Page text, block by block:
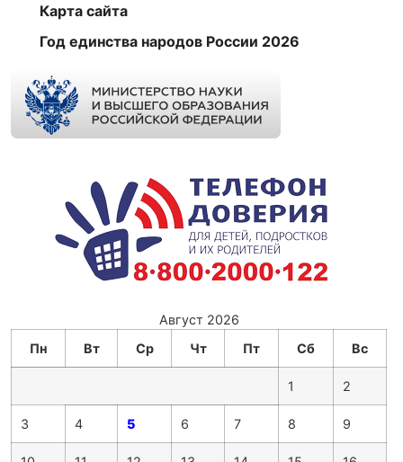
Карта сайта
Год единства народов России 2026
Август 2026
Пн
Вт Ср Чт Пт Сб Вс
1 2
3 4 5 6 7 8 9